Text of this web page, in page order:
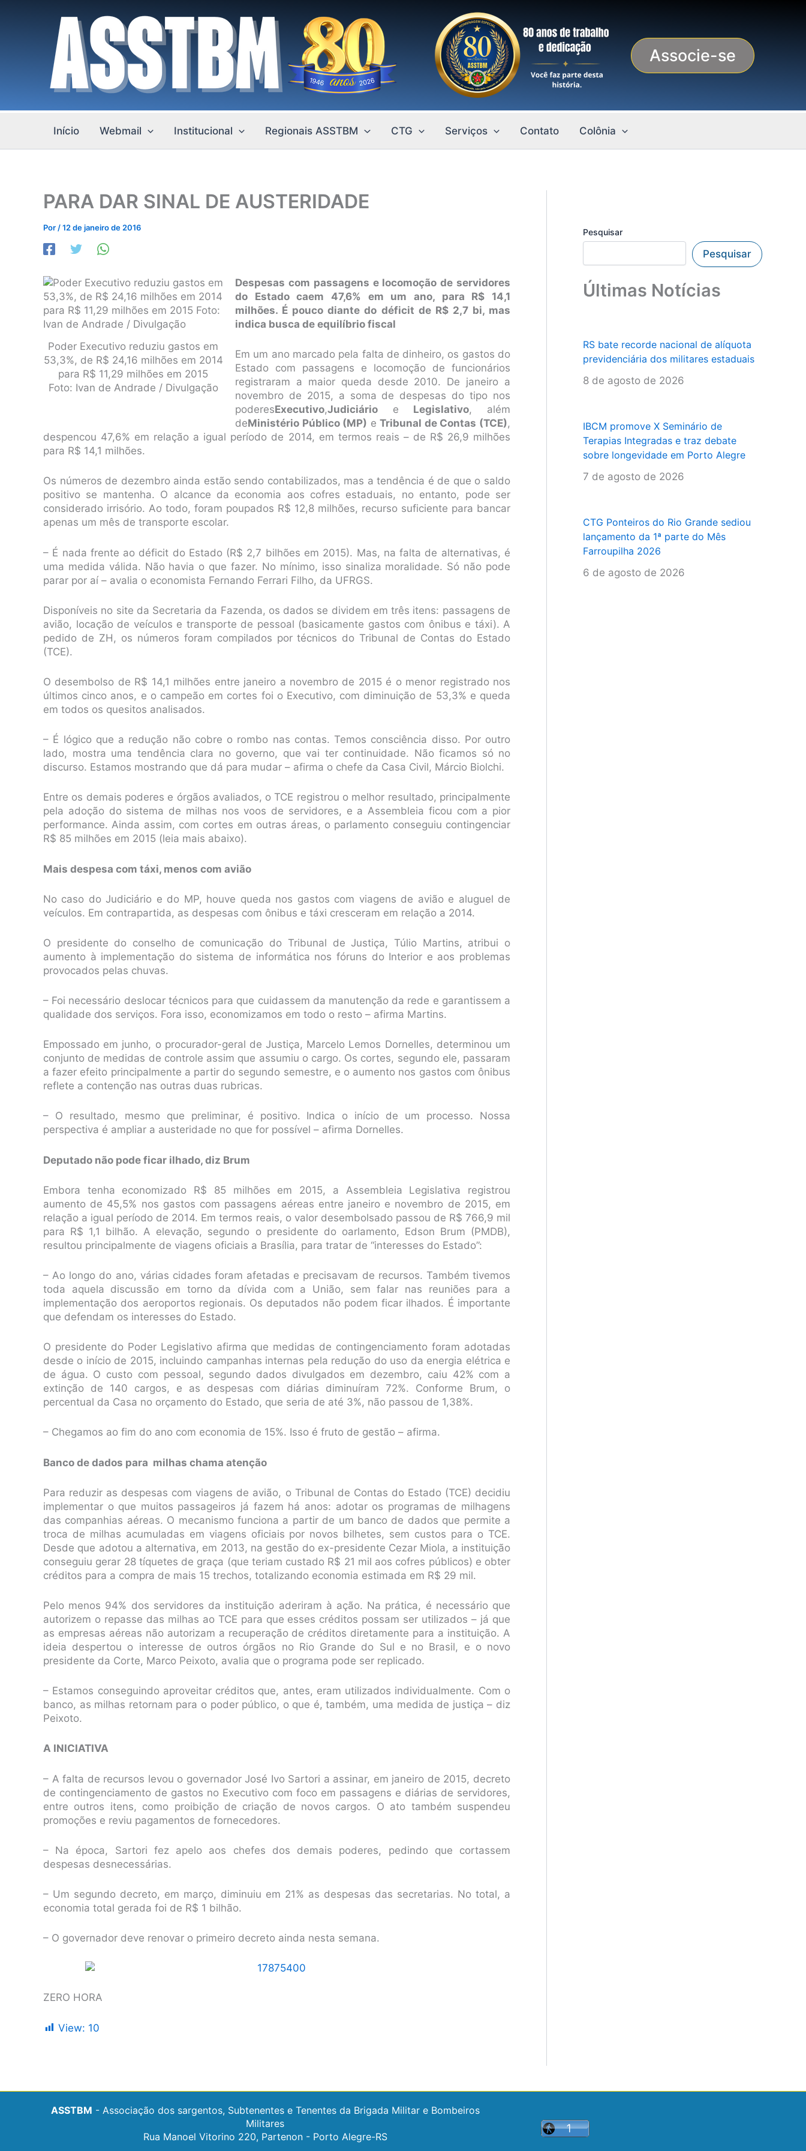
Associe-se
Início Webmail Institucional Regionais ASSTBM CTG Serviços Contato Colônia
PARA DAR SINAL DE AUSTERIDADE
Por /12 de janeiro de 2016
Poder Executivo reduziu gastos em
53,3%, de R$ 24,16 milhões em 2014
para R$ 11,29 milhões em 2015
Foto: Ivan de Andrade / Divulgação
Despesas com passagens e locomoção de servidores
do Estado caem 47,6% em um ano, para R$ 14,1
milhões. É pouco diante do déficit de R$ 2,7 bi, mas
indica busca de equilíbrio fiscal
Em um ano marcado pela falta de dinheiro, os gastos do
Estado com passagens e locomoção de funcionários
registraram a maior queda desde 2010. De janeiro a
novembro de 2015, a soma de despesas do tipo nos
poderesExecutivo,Judiciário e Legislativo, além
deMinistério Público (MP) eTribunal de Contas (TCE),
despencou 47,6% em relação a igual período de 2014, em termos reais – de R$ 26,9 milhões
para R$ 14,1 milhões.
Os números de dezembro ainda estão sendo contabilizados, mas a tendência é de que o saldo
positivo se mantenha. O alcance da economia aos cofres estaduais, no entanto, pode ser
considerado irrisório. Ao todo, foram poupados R$ 12,8 milhões, recurso suficiente para bancar
apenas um mês de transporte escolar.
– É nada frente ao déficit do Estado (R$ 2,7 bilhões em 2015). Mas, na falta de alternativas, é
uma medida válida. Não havia o que fazer. No mínimo, isso sinaliza moralidade. Só não pode
parar por aí – avalia o economista Fernando Ferrari Filho, da UFRGS.
Disponíveis no site da Secretaria da Fazenda, os dados se dividem em três itens: passagens de
avião, locação de veículos e transporte de pessoal (basicamente gastos com ônibus e táxi). A
pedido de ZH, os números foram compilados por técnicos do Tribunal de Contas do Estado
(TCE).
O desembolso de R$ 14,1 milhões entre janeiro a novembro de 2015 é o menor registrado nos
últimos cinco anos, e o campeão em cortes foi o Executivo, com diminuição de 53,3% e queda
em todos os quesitos analisados.
– É lógico que a redução não cobre o rombo nas contas. Temos consciência disso. Por outro
lado, mostra uma tendência clara no governo, que vai ter continuidade. Não ficamos só no
discurso. Estamos mostrando que dá para mudar – afirma o chefe da Casa Civil, Márcio Biolchi.
Entre os demais poderes e órgãos avaliados, o TCE registrou o melhor resultado, principalmente
pela adoção do sistema de milhas nos voos de servidores, e a Assembleia ficou com a pior
performance. Ainda assim, com cortes em outras áreas, o parlamento conseguiu contingenciar
R$ 85 milhões em 2015 (leia mais abaixo).
Mais despesa com táxi, menos com avião
No caso do Judiciário e do MP, houve queda nos gastos com viagens de avião e aluguel de
veículos. Em contrapartida, as despesas com ônibus e táxi cresceram em relação a 2014.
O presidente do conselho de comunicação do Tribunal de Justiça, Túlio Martins, atribui o
aumento à implementação do sistema de informática nos fóruns do Interior e aos problemas
provocados pelas chuvas.
– Foi necessário deslocar técnicos para que cuidassem da manutenção da rede e garantissem a
qualidade dos serviços. Fora isso, economizamos em todo o resto – afirma Martins.
Empossado em junho, o procurador-geral de Justiça, Marcelo Lemos Dornelles, determinou um
conjunto de medidas de controle assim que assumiu o cargo. Os cortes, segundo ele, passaram
a fazer efeito principalmente a partir do segundo semestre, e o aumento nos gastos com ônibus
reflete a contenção nas outras duas rubricas.
– O resultado, mesmo que preliminar, é positivo. Indica o início de um processo. Nossa
perspectiva é ampliar a austeridade no que for possível – afirma Dornelles.
Deputado não pode ficar ilhado, diz Brum
Embora tenha economizado R$ 85 milhões em 2015, a Assembleia Legislativa registrou
aumento de 45,5% nos gastos com passagens aéreas entre janeiro e novembro de 2015, em
relação a igual período de 2014. Em termos reais, o valor desembolsado passou de R$ 766,9 mil
para R$ 1,1 bilhão. A elevação, segundo o presidente do oarlamento, Edson Brum (PMDB),
resultou principalmente de viagens oficiais a Brasília, para tratar de “interesses do Estado”:
– Ao longo do ano, várias cidades foram afetadas e precisavam de recursos. Também tivemos
toda aquela discussão em torno da dívida com a União, sem falar nas reuniões para a
implementação dos aeroportos regionais. Os deputados não podem ficar ilhados. É importante
que defendam os interesses do Estado.
O presidente do Poder Legislativo afirma que medidas de contingenciamento foram adotadas
desde o início de 2015, incluindo campanhas internas pela redução do uso da energia elétrica e
de água. O custo com pessoal, segundo dados divulgados em dezembro, caiu 42% com a
extinção de 140 cargos, e as despesas com diárias diminuíram 72%. Conforme Brum, o
percentual da Casa no orçamento do Estado, que seria de até 3%, não passou de 1,38%.
– Chegamos ao fim do ano com economia de 15%. Isso é fruto de gestão – afirma.
Banco de dados para milhas chama atenção
Para reduzir as despesas com viagens de avião, o Tribunal de Contas do Estado (TCE) decidiu
implementar o que muitos passageiros já fazem há anos: adotar os programas de milhagens
das companhias aéreas. O mecanismo funciona a partir de um banco de dados que permite a
troca de milhas acumuladas em viagens oficiais por novos bilhetes, sem custos para o TCE.
Desde que adotou a alternativa, em 2013, na gestão do ex-presidente Cezar Miola, a instituição
conseguiu gerar 28 tíquetes de graça (que teriam custado R$ 21 mil aos cofres públicos) e obter
créditos para a compra de mais 15 trechos, totalizando economia estimada em R$ 29 mil.
Pelo menos 94% dos servidores da instituição aderiram à ação. Na prática, é necessário que
autorizem o repasse das milhas ao TCE para que esses créditos possam ser utilizados – já que
as empresas aéreas não autorizam a recuperação de créditos diretamente para a instituição. A
ideia despertou o interesse de outros órgãos no Rio Grande do Sul e no Brasil, e o novo
presidente da Corte, Marco Peixoto, avalia que o programa pode ser replicado.
– Estamos conseguindo aproveitar créditos que, antes, eram utilizados individualmente. Com o
banco, as milhas retornam para o poder público, o que é, também, uma medida de justiça – diz
Peixoto.
A INICIATIVA
– A falta de recursos levou o governador José Ivo Sartori a assinar, em janeiro de 2015, decreto
de contingenciamento de gastos no Executivo com foco em passagens e diárias de servidores,
entre outros itens, como proibição de criação de novos cargos. O ato também suspendeu
promoções e reviu pagamentos de fornecedores.
– Na época, Sartori fez apelo aos chefes dos demais poderes, pedindo que cortassem
despesas desnecessárias.
– Um segundo decreto, em março, diminuiu em 21% as despesas das secretarias. No total, a
economia total gerada foi de R$ 1 bilhão.
– O governador deve renovar o primeiro decreto ainda nesta semana.
ZERO HORA
View: 10
Pesquisar
Pesquisar
Últimas Notícias
RS bate recorde nacional de alíquota
previdenciária dos militares estaduais
8 de agosto de 2026
IBCM promove X Seminário de
Terapias Integradas e traz debate
sobre longevidade em Porto Alegre
7 de agosto de 2026
CTG Ponteiros do Rio Grande sediou
lançamento da 1ª parte do Mês
Farroupilha 2026
6 de agosto de 2026
ASSTBM - Associação dos sargentos, Subtenentes e Tenentes da Brigada Militar e Bombeiros
Militares
Rua Manoel Vitorino 220, Partenon - Porto Alegre-RS